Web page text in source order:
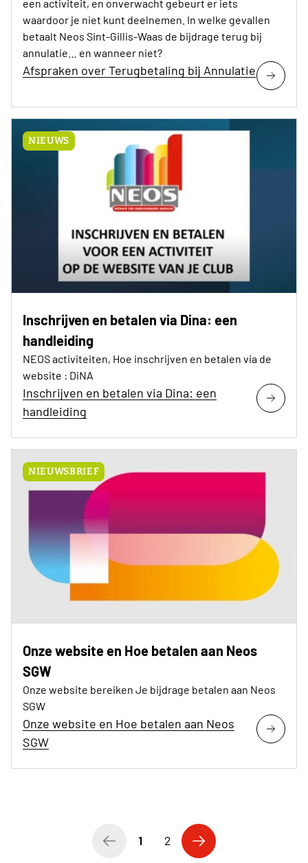
een activiteit, en onverwacht gebeurt er iets
waardoor je niet kunt deelnemen. In welke gevallen
betaalt Neos Sint-Gillis-Waas de bijdrage terug bij
annulatie… en wanneer niet?
Afspraken over Terugbetaling bij Annulatie
NIEUWS
Inschrijven en betalen via Dina: een
handleiding
NEOS activiteiten, Hoe inschrijven en betalen via de
website : DiNA
Inschrijven en betalen via Dina: een
handleiding
NIEUWSBRIEF
Onze website en Hoe betalen aan Neos
SGW
Onze website bereiken Je bijdrage betalen aan Neos
SGW
Onze website en Hoe betalen aan Neos
SGW
1 2